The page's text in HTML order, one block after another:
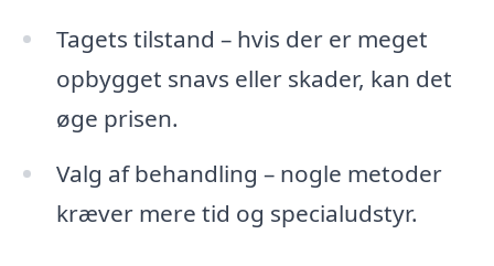
Tagets tilstand – hvis der er meget
opbygget snavs eller skader, kan det
øge prisen.
Valg af behandling – nogle metoder
kræver mere tid og specialudstyr.